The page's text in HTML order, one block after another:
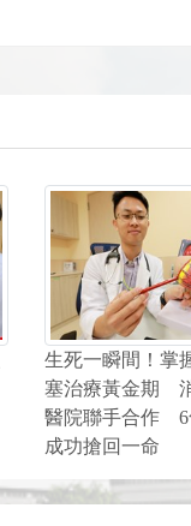
生死一瞬間！掌
塞治療黃金期
醫院聯手合作 6
成功搶回一命